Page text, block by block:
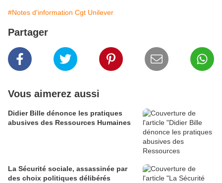
#Notes d'information Cgt Unilever
Partager
Vous aimerez aussi
Didier Bille dénonce les pratiques
abusives des Ressources Humaines
La Sécurité sociale, assassinée par
des choix politiques délibérés